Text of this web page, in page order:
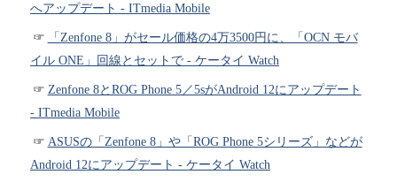
へアップデート - ITmedia Mobile
「Zenfone 8」がセール価格の4万3500円に、「OCN モバ
イル ONE」回線とセットで - ケータイ Watch
Zenfone 8とROG Phone 5／5sがAndroid 12にアップデート
- ITmedia Mobile
ASUSの「Zenfone 8」や「ROG Phone 5シリーズ」などが
Android 12にアップデート - ケータイ Watch